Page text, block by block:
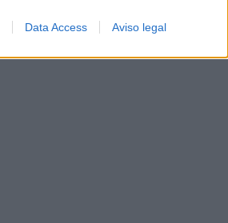
Data Access Aviso legal